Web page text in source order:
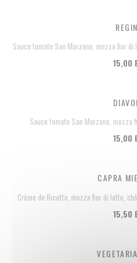
Sauce tomate San Marzano, mozza fior
15,00
Sauce tomate San Marzano,
15,00
CAPRA
Crème de Ricotta, mozza fior di latte,
15,50